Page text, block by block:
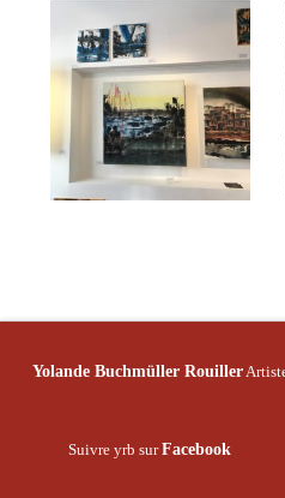
Yolande Buchmüller Rouiller
Suivre yrb surFacebook